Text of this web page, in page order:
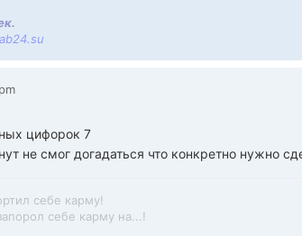
цифорок 7
не смог догадаться что конкретно нужно
себе карму!
себе карму на...!